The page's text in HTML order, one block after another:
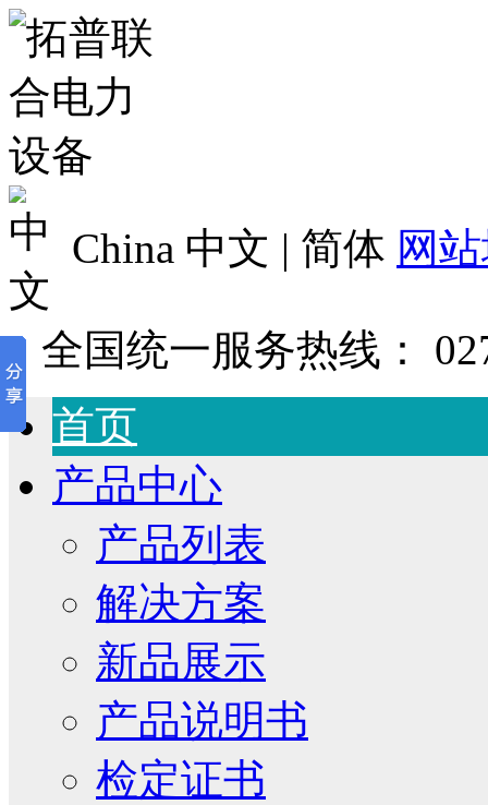
China 中文 | 简体 网
全国统一服务热线：
首页
产品中心
产品列表
解决方案
新品展示
产品说明书
检定证书